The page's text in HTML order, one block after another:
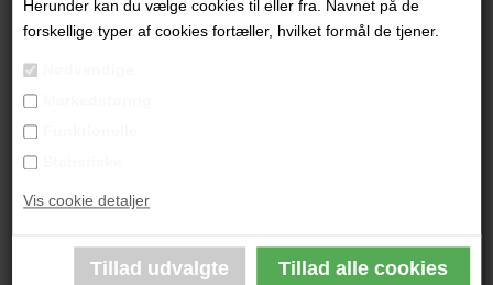
Herunder kan du vælge cookies til eller fra. Navnet på de
forskellige typer af cookies fortæller, hvilket formål de tjener.
Vis cookie detaljer
Sort ramme
PRODUKTBESKRIVELSE
PRODUKTINFORMATION
Andre værker af kunstneren: